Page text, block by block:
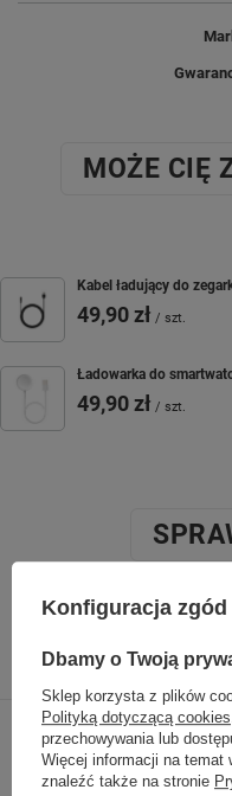
MOŻE CIĘ
Kabel ładujący do
49,90 zł / szt.
Ładowarka do
49,90 zł / szt.
Poprzedni z tej
Konfiguracja zgód
Dbamy o Twoją
Sklep korzysta z plików
Polityką dotyczącą cookies
przechowywania lub
Więcej informacji na temat
znaleźć także na stronie